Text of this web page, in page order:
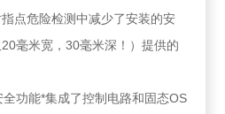
指点危险检测中减少了安装的安
毫米宽，30毫米深！）提供的
功能*集成了控制电路和固态OS